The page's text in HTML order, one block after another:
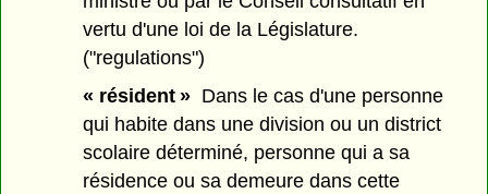
vertu d'une loi de la Législature.
("regulations")
« résident » Dans le cas d'une personne
qui habite dans une division ou un district
scolaire déterminé, personne qui a sa
résidence ou sa demeure dans cette